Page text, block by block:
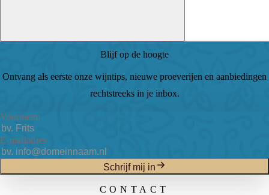
Blijf op de hoogte
Ontvang als eerste onze wijntips, nieuwe proeverijen en aanbiedingen
rechtstreeks in je inbox.
Voornaam
E-mailadres
Schrijf mij in
CONTACT